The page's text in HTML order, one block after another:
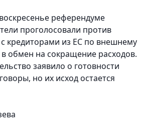
референдуме
проголосовали против
кредиторами из ЕС по внешнему
обмен на сокращение расходов.
заявило о готовности
но их исход остается